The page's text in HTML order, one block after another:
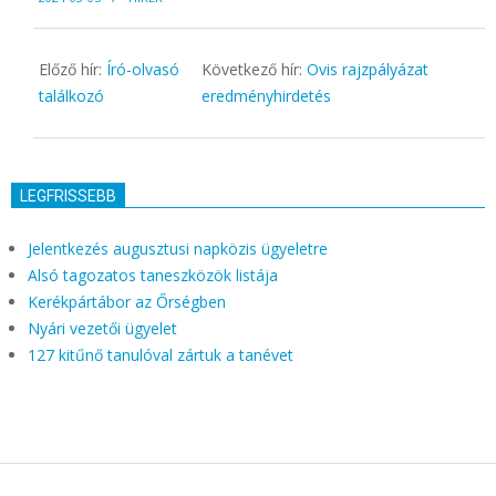
03-
05
Előző hír: Író-olvasó
találkozó
Következő hír: Ovis rajzpályázat
eredményhirdetés
LEGFRISSEBB
Jelentkezés augusztusi napközis ügyeletre
Alsó tagozatos taneszközök listája
Kerékpártábor az Őrségben
Nyári vezetői ügyelet
127 kitűnő tanulóval zártuk a tanévet